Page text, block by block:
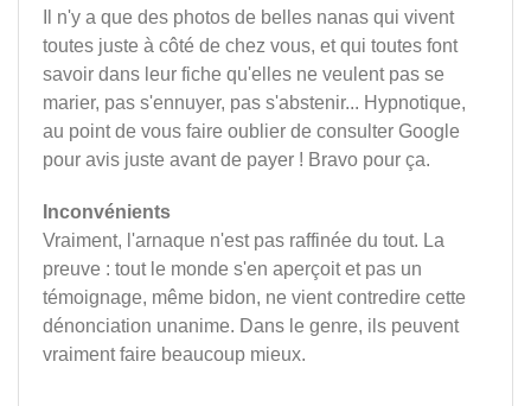
Il n'y a que des photos de belles nanas qui vivent
toutes juste à côté de chez vous, et qui toutes font
savoir dans leur fiche qu'elles ne veulent pas se
marier, pas s'ennuyer, pas s'abstenir... Hypnotique,
au point de vous faire oublier de consulter Google
pour avis juste avant de payer ! Bravo pour ça.
Inconvénients
Vraiment, l'arnaque n'est pas raffinée du tout. La
preuve : tout le monde s'en aperçoit et pas un
témoignage, même bidon, ne vient contredire cette
dénonciation unanime. Dans le genre, ils peuvent
vraiment faire beaucoup mieux.